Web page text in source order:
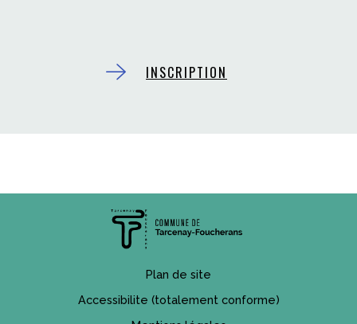
INSCRIPTION
Plan de site
Accessibilite (totalement conforme)